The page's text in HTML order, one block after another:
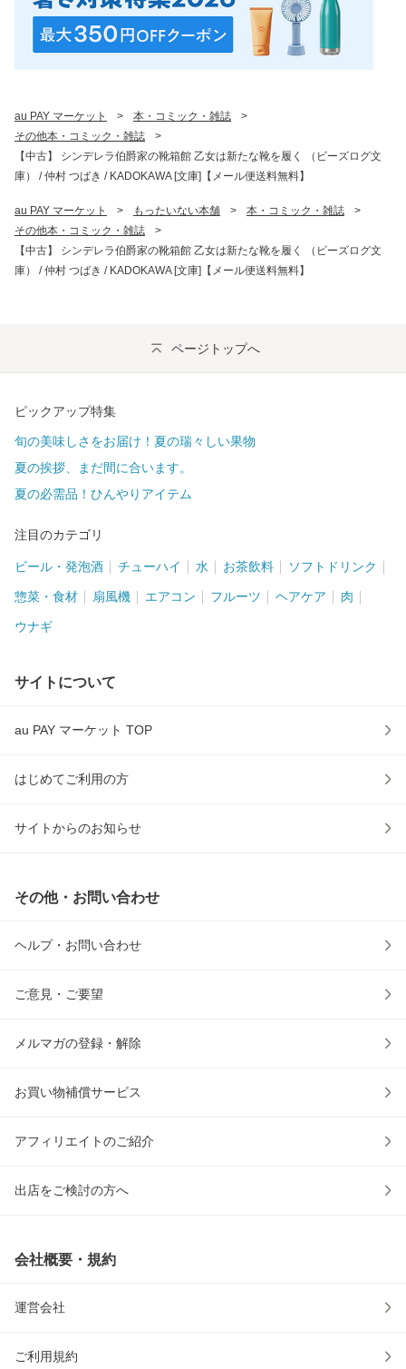
au PAY マーケット > 本・コミック・雑誌
>
その他本・コミック・雑誌
>
【中古】 シンデレラ伯爵家の靴箱館 乙女は新たな靴を履く （ビーズログ文
庫） / 仲村 つばき / KADOKAWA [文庫]【メール便送料無料】
au PAY マーケット > もったいない本舗 > 本・コミック・雑誌
>
その他本・コミック・雑誌
>
【中古】 シンデレラ伯爵家の靴箱館 乙女は新たな靴を履く （ビーズログ文
庫） / 仲村 つばき / KADOKAWA [文庫]【メール便送料無料】
ページトップへ
ピックアップ特集
旬の美味しさをお届け！夏の瑞々しい果物
夏の挨拶、まだ間に合います。
夏の必需品！ひんやりアイテム
注目のカテゴリ
ビール・発泡酒 チューハイ 水 お茶飲料 ソフトドリンク
惣菜・食材 扇風機 エアコン フルーツ ヘアケア 肉
ウナギ
サイトについて
au PAY マーケット TOP
はじめてご利用の方
サイトからのお知らせ
その他・お問い合わせ
ヘルプ・お問い合わせ
ご意見・ご要望
メルマガの登録・解除
お買い物補償サービス
アフィリエイトのご紹介
出店をご検討の方へ
会社概要・規約
運営会社
ご利用規約